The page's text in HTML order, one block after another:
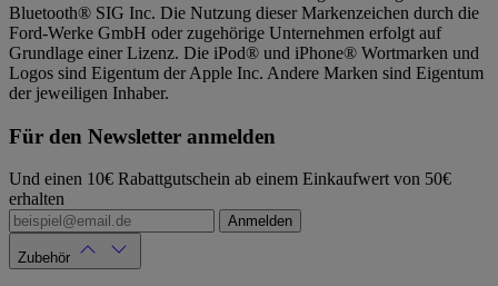
Bluetooth® SIG Inc. Die Nutzung dieser Markenzeichen durch die
Ford-Werke GmbH oder zugehörige Unternehmen erfolgt auf
Grundlage einer Lizenz. Die iPod® und iPhone® Wortmarken und
Logos sind Eigentum der Apple Inc. Andere Marken sind Eigentum
der jeweiligen Inhaber.
Für den Newsletter anmelden
Und einen 10€ Rabattgutschein ab einem Einkaufwert von 50€
erhalten
Anmelden
Zubehör